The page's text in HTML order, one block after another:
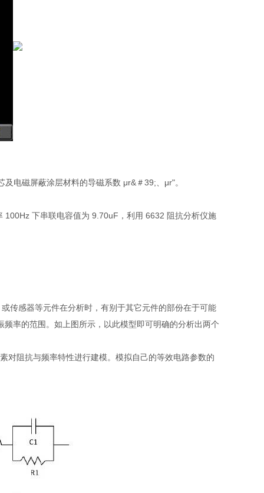
电磁屏蔽涂层材料的导磁系数 μr&＃39;、μr"。
下串联电容值为 9.70uF，利用 6632 阻抗分析仪施
传感器等元件在分析时，有别于其它元件的部份在于可能
率的范围。如上图所示，以此模型即可明确的分析出两个
对阻抗与频率特性进行建模。模拟自己的等效电路参数的